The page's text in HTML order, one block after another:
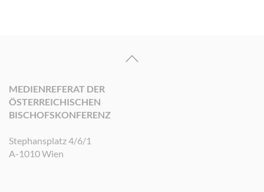
MEDIENREFERAT DER
ÖSTERREICHISCHEN
BISCHOFSKONFERENZ
Stephansplatz 4/6/1
A-1010 Wien